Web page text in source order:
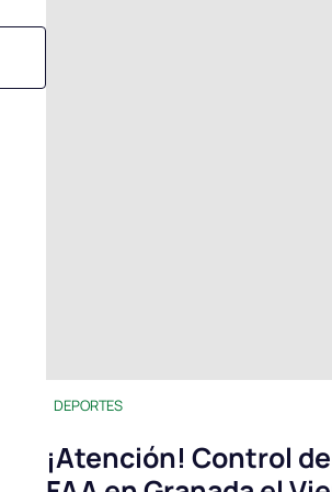
DEPORTES
¡Atención! Control